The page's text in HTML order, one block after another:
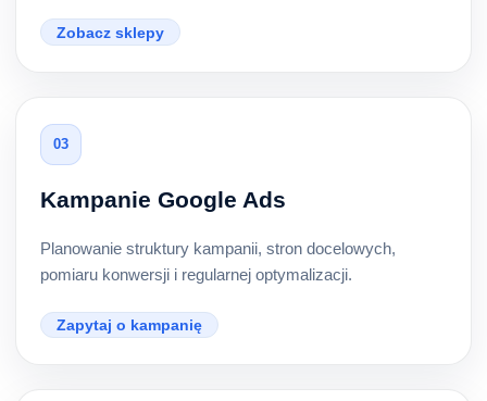
Zobacz sklepy
03
Kampanie Google Ads
Planowanie struktury kampanii, stron docelowych,
pomiaru konwersji i regularnej optymalizacji.
Zapytaj o kampanię